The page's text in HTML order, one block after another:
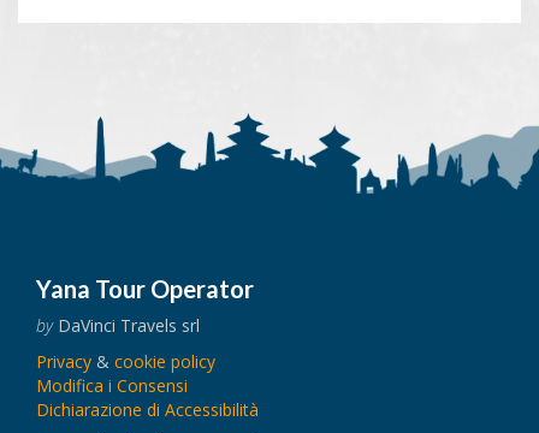
Yana Tour Operator
byDaVinci Travels srl
Privacy & cookie policy
Modifica i Consensi
Dichiarazione di Accessibilità